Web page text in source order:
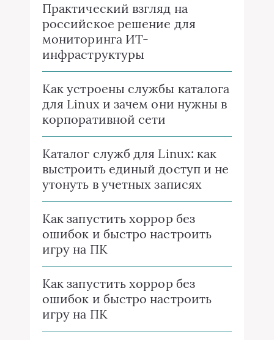
Практический взгляд на
российское решение для
мониторинга ИТ-
инфраструктуры
Как устроены службы каталога
для Linux и зачем они нужны в
корпоративной сети
Каталог служб для Linux: как
выстроить единый доступ и не
утонуть в учетных записях
Как запустить хоррор без
ошибок и быстро настроить
игру на ПК
Как запустить хоррор без
ошибок и быстро настроить
игру на ПК